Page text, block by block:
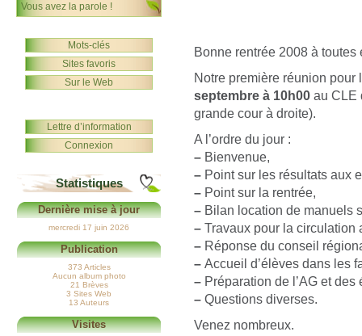
Bonne rentrée 2008 à toutes
Notre première réunion
septembre à 10h00 au CLE
grande cour à droite).
A l’ordre du jour :
– Bienvenue,
– Point sur les résultats aux
– Point sur la rentrée,
– Bilan location de manuels
– Travaux pour la circulation
– Réponse du conseil
– Accueil d’élèves dans les
– Préparation de l’AG et
– Questions diverses.
Venez nombreux.
Vous avez la parole !
Mots-clés
Sites favoris
Sur le Web
Lettre d’information
Connexion
Statistiques
Dernière mise à jour
mercredi 17 juin 2026
Publication
373 Articles
Aucun album photo
21 Brèves
3 Sites Web
13 Auteurs
Visites